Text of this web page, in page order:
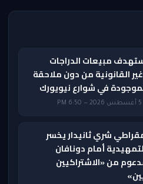
مبيعات الدراجات
القانونية من دون ملاحقة
في شوارع نيويورك
شري ثانيدار يخسر
أمام دونافان
من «الاشتراكيين